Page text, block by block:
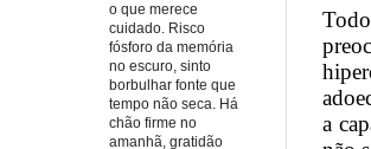
a
o que merece
cuidado. Risco
fósforo da memória
no escuro, sinto
borbulhar fonte que
tempo não seca. Há
chão firme no
amanhã, gratidão